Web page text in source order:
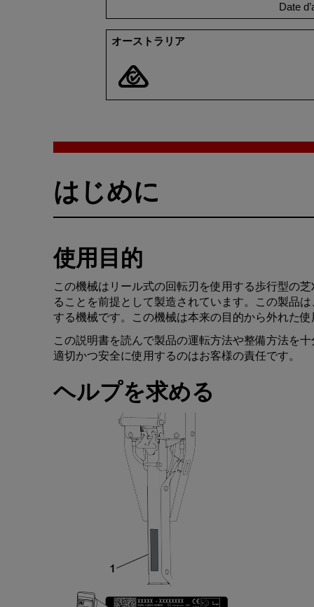
Date d’
オーストラリア
はじめに
使用目的
この機械は リール式の回転刃 を使用する歩行型の芝
ることを前提 として製造されています。 この製品は
する機械です。 この機械は本来の目的から外れた使
この説明書を読んで製品の運転方法や整備方法を十
適切かつ安全に使用するのはお客様の責任です。
ヘルプを求める